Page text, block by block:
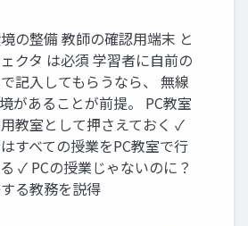
の整備 教師の確認用端末 と
クタ は必須 学習者に自前の
記入してもらうなら、 無線
があることが前提。 PC教室
教室として押さえておく ✓
すべての授業をPC教室で行
✓ PCの授業じゃないのに？
る教務を説得